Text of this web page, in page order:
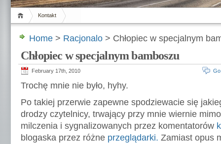
Kontakt
Home > Racjonalo > Chłopiec w specjalnym
Chłopiec w specjalnym bamboszu
February 17th, 2010
Trochę mnie nie było, hyhy.
Po takiej przerwie zapewne spodziewacie się
drodzy czytelnicy, trwający przy mnie wiernie
milczenia i sygnalizowanych przez komentatorów
blogaska przez różne przeglądarki. Zamiast opus